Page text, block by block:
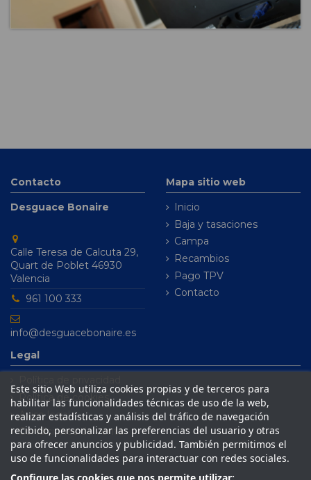
ZAFIRA TOURER
Contacto
Desguace Bonaire
Calle Teresa de Calcuta 29,
Quart de Poblet 46930
Valencia
961 100 333
info@desguacebonaire.es
Mapa sitio web
Inicio
Baja y tasaciones
Campa
Recambios
Pago TPV
Contacto
Legal
Política de cookies
Aviso legal
Condiciones de venta
Este sitio Web utiliza cookies propias y de terceros para
habilitar las funcionalidades técnicas de uso de la web,
realizar estadísticas y análisis del tráfico de navegación
recibido, personalizar las preferencias del usuario y otras
para ofrecer anuncios y publicidad. También permitimos el
uso de funcionalidades para interactuar con redes sociales.